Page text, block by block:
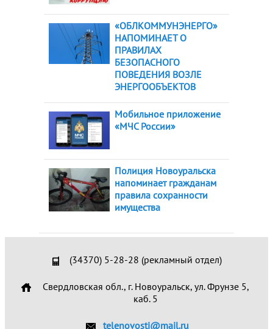
«ОБЛКОММУНЭНЕРГО»
НАПОМИНАЕТ О
ПРАВИЛАХ
БЕЗОПАСНОГО
ПОВЕДЕНИЯ ВОЗЛЕ
ЭНЕРГООБЪЕКТОВ
Мобильное приложение
«МЧС России»
Полиция Новоуральска
напоминает гражданам
правила сохранности
имущества
(34370) 5-28-28 (рекламный отдел)
Свердловская обл., г. Новоуральск, ул. Фрунзе 5,
каб. 5
telenovosti@mail.ru